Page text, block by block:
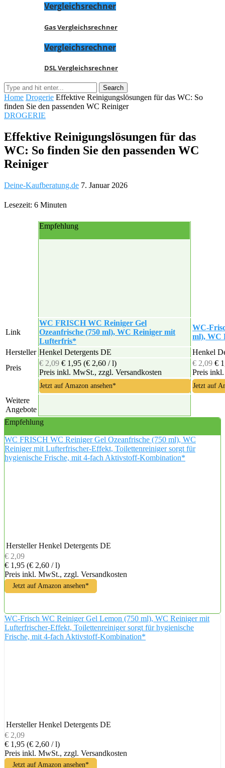
Vergleichsrechner
Gas Vergleichsrechner
Vergleichsrechner
DSL Vergleichsrechner
Home Drogerie Effektive Reinigungslösungen für das WC: So
finden Sie den passenden WC Reiniger
DROGERIE
Effektive Reinigungslösungen für das
WC: So finden Sie den passenden WC
Reiniger
Deine-Kaufberatung.de 7. Januar 2026
Lesezeit: 6 Minuten
Empfehlung
Link
WC FRISCH WC Reiniger Gel
Ozeanfrische (750 ml), WC Reiniger mit
Lufterfris*
WC-
ml), WC
Hersteller Henkel Detergents DE
Henkel
Preis
€ 2,09 € 1,95 (€ 2,60 / l)
Preis inkl. MwSt., zzgl. Versandkosten
€ 2,09 €
Preis
Jetzt auf Amazon ansehen* Jetzt auf
Weitere
Angebote
Empfehlung
WC FRISCH WC Reiniger Gel Ozeanfrische (750 ml), WC
Reiniger mit Lufterfrischer-Effekt, Toilettenreiniger sorgt für
hygienische Frische, mit 4-fach Aktivstoff-Kombination*
Hersteller Henkel Detergents DE
€ 2,09
€ 1,95 (€ 2,60 / l)
Preis inkl. MwSt., zzgl. Versandkosten
Jetzt auf Amazon ansehen*
WC-Frisch WC Reiniger Gel Lemon (750 ml), WC Reiniger mit
Lufterfrischer-Effekt, Toilettenreiniger sorgt für hygienische
Frische, mit 4-fach Aktivstoff-Kombination*
Hersteller Henkel Detergents DE
€ 2,09
€ 1,95 (€ 2,60 / l)
Preis inkl. MwSt., zzgl. Versandkosten
Jetzt auf Amazon ansehen*